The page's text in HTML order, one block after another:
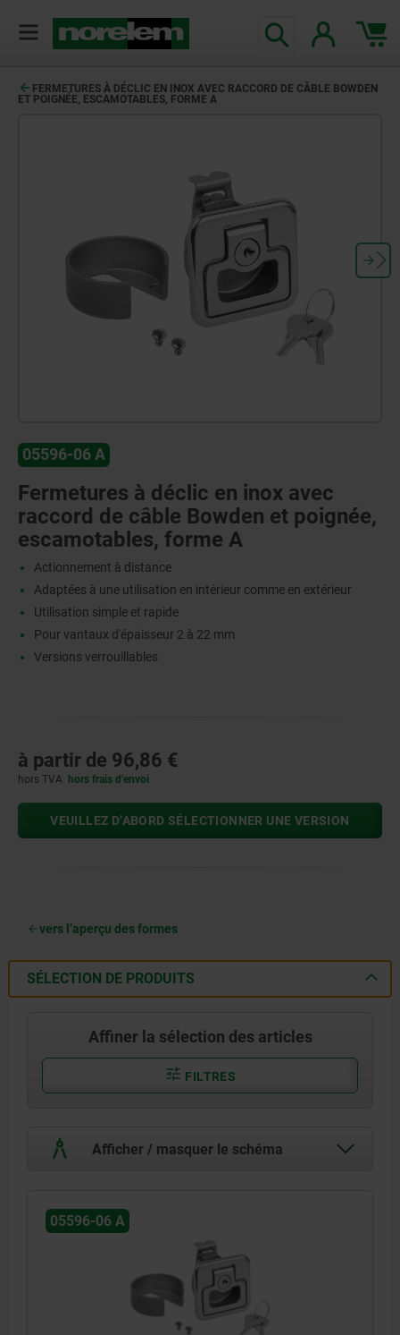
FERMETURES À DÉCLIC EN INOX AVEC RACCORD DE CÂBLE BOWDEN
ET POIGNÉE, ESCAMOTABLES, FORME A
05596-06 A
Fermetures à déclic en inox avec
raccord de câble Bowden et poignée,
escamotables, forme A
Actionnement à distance
Adaptées à une utilisation en intérieur comme en extérieur
Utilisation simple et rapide
Pour vantaux d'épaisseur 2 à 22 mm
Versions verrouillables
à partir de 96,86 €
hors TVA hors frais d’envoi
VEUILLEZ D’ABORD SÉLECTIONNER UNE VERSION
vers l’aperçu des formes
SÉLECTION DE PRODUITS
Affiner la sélection des articles
FILTRES
Afficher / masquer le schéma
05596-06 A